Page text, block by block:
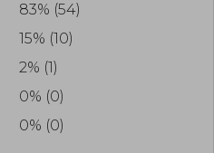
83% (54)
15% (10)
2% (1)
0% (0)
0% (0)